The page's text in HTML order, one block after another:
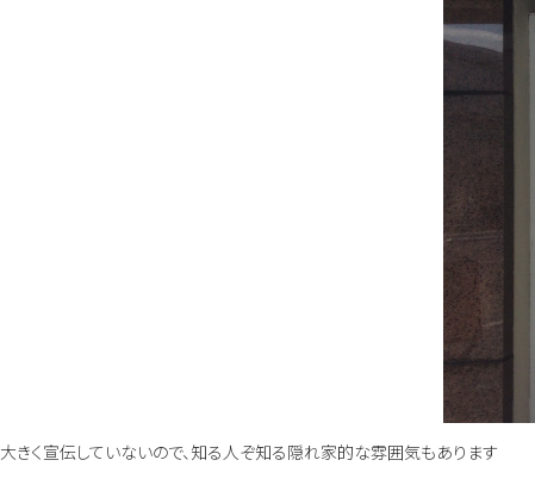
大きく宣伝していないので、知る人ぞ知る隠れ家的な雰囲気もあります